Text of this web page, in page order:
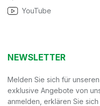
YouTube
NEWSLETTER
Melden Sie sich für
exklusive Angebote von
anmelden, erklären Sie sich